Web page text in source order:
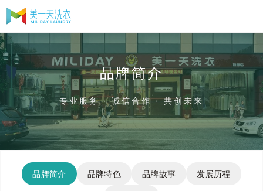
品牌简介
专业服务 · 诚信合作 · 共创未来
品牌简介 品牌特色 品牌故事 发展历程